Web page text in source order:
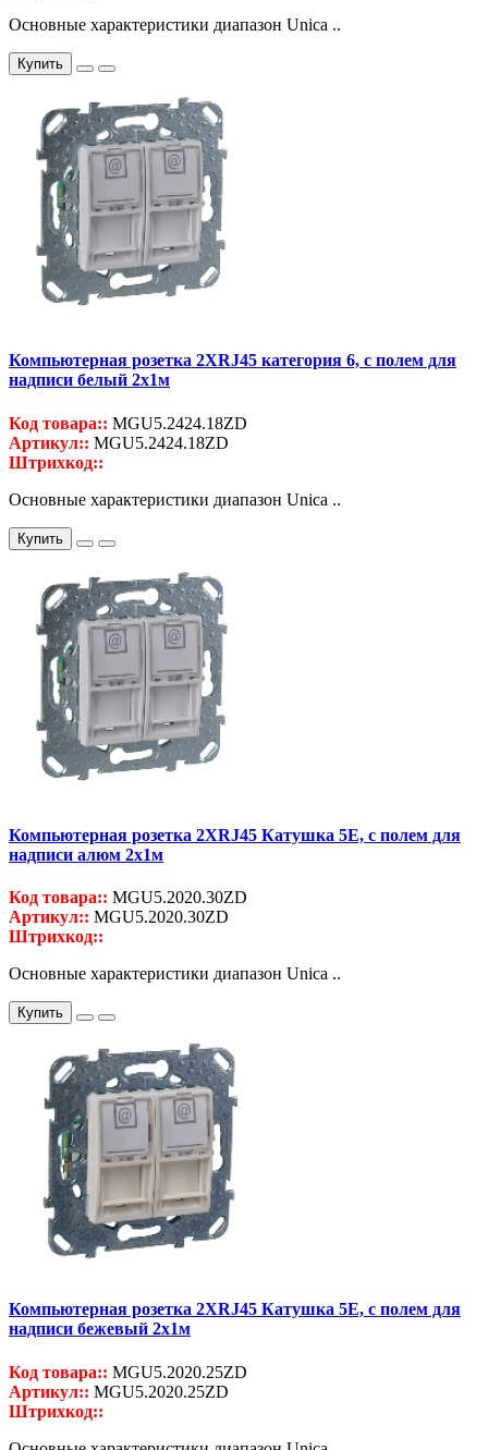
Основные характеристики диапазон Unica ..
Купить
Компьютерная розетка 2ХRJ45 категория 6, с полем для
надписи белый 2x1м
Код товара:: MGU5.2424.18ZD
Артикул:: MGU5.2424.18ZD
Штрихкод::
Основные характеристики диапазон Unica ..
Купить
Компьютерная розетка 2ХRJ45 Катушка 5Е, с полем для
надписи алюм 2x1м
Код товара:: MGU5.2020.30ZD
Артикул:: MGU5.2020.30ZD
Штрихкод::
Основные характеристики диапазон Unica ..
Купить
Компьютерная розетка 2ХRJ45 Катушка 5Е, с полем для
надписи бежевый 2x1м
Код товара:: MGU5.2020.25ZD
Артикул:: MGU5.2020.25ZD
Штрихкод::